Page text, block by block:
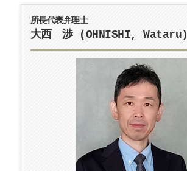
所長代表弁理士
大西 渉 (OHNISHI, Wataru)